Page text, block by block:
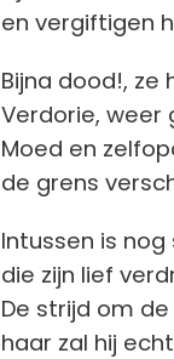
en vergiftigen
Bijna dood!, ze
Verdorie, weer
Moed en
de grens
Intussen is
die zijn lief
De strijd om
haar zal hij